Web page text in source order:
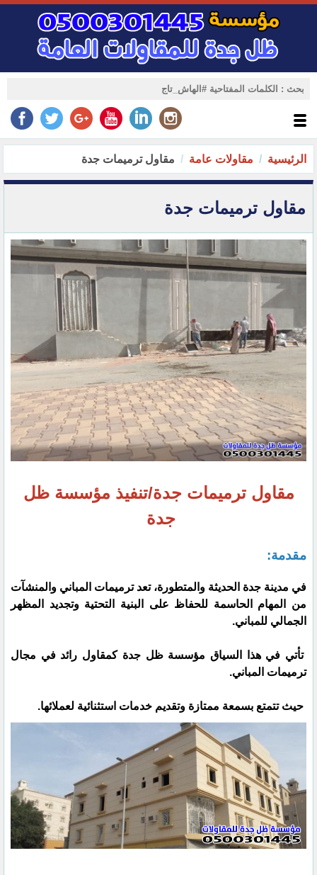
الرئيسية مقاولات عامة مقاول ترميمات جدة
مقاول ترميمات جدة
مقاول ترميمات جدة/تنفيذ مؤسسة ظل
جدة
مقدمة:
في مدينة جدة الحديثة والمتطورة، تعد ترميمات المباني والمنشآت
من المهام الحاسمة للحفاظ على البنية التحتية وتجديد المظهر
الجمالي للمباني.
تأتي في هذا السياق مؤسسة ظل جدة كمقاول رائد في مجال
ترميمات المباني.
حيث تتمتع بسمعة ممتازة وتقديم خدمات استثنائية لعملائها.